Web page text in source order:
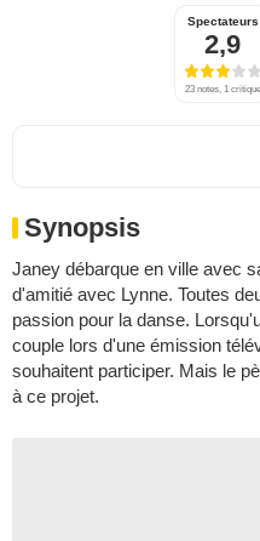
Spectateurs
2,9
23 notes, 1 critique
Synopsis
Janey débarque en ville avec
d'amitié avec Lynne. Toutes
passion pour la danse.
couple lors d'une émission
souhaitent participer. Mais le
à ce projet.